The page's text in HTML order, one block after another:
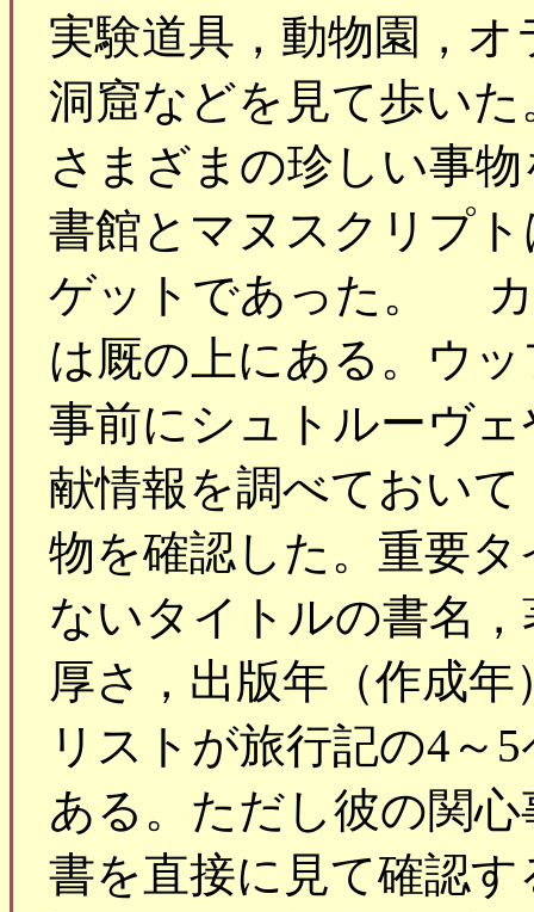
実験道具，動物園，
洞窟などを見て歩い
さまざまの珍しい事
書館とマヌスクリプ
ゲットであった。 カ
は厩の上にある。ウ
事前にシュトルーヴ
献情報を調べておい
物を確認した。重要
ないタイトルの書名
厚さ，出版年（作成
リストが旅行記の4～
ある。ただし彼の関
書を直接に見て確認